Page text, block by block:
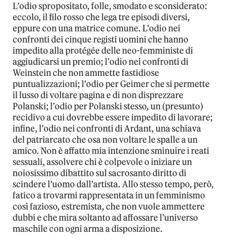
L’odio spropositato, folle, smodato e sconsiderato:
eccolo, il filo rosso che lega tre episodi diversi,
eppure con una matrice comune. L’odio nei
confronti dei cinque registi uomini che hanno
impedito alla protégée delle neo-femministe di
aggiudicarsi un premio; l’odio nei confronti di
Weinstein che non ammette fastidiose
puntualizzazioni; l’odio per Geimer che si permette
il lusso di voltare pagina e di non disprezzare
Polanski; l’odio per Polanski stesso, un (presunto)
recidivo a cui dovrebbe essere impedito di lavorare;
infine, l’odio nei confronti di Ardant, una schiava
del patriarcato che osa non voltare le spalle a un
amico. Non è affatto mia intenzione sminuire i reati
sessuali, assolvere chi è colpevole o iniziare un
noiosissimo dibattito sul sacrosanto diritto di
scindere l’uomo dall’artista. Allo stesso tempo, però,
fatico a trovarmi rappresentata in un femminismo
così fazioso, estremista, che non vuole ammettere
dubbi e che mira soltanto ad affossare l’universo
maschile con ogni arma a disposizione.